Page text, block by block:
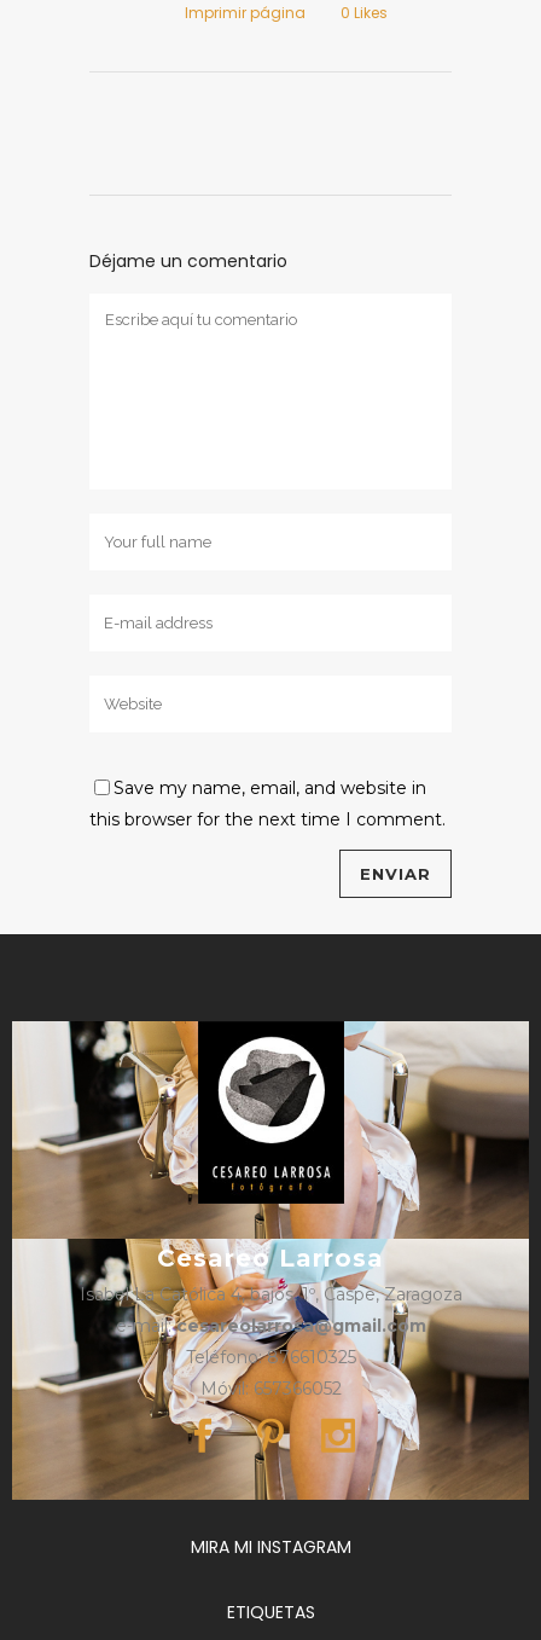
Imprimir página 0 Likes
Déjame un comentario
Save my name, email, and website in
this browser for the next time I comment.
Cesareo Larrosa
Isabel La Católica 4, bajos, 1º, Caspe, Zaragoza
e-mail:cesareolarrosa@gmail.com
Teléfono: 876610325
Móvil: 657366052
MIRA MI INSTAGRAM
ETIQUETAS